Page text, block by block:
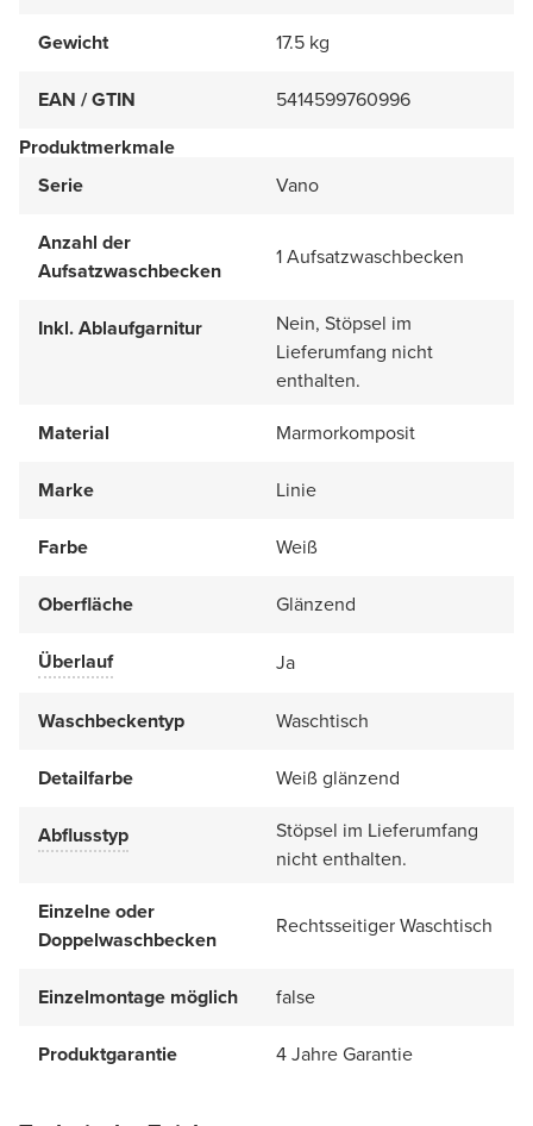
Gewicht 17.5 kg
EAN / GTIN
5414599760996
Produktmerkmale
Serie
Vano
Anzahl der
Aufsatzwaschbecken
1 Aufsatzwaschbecken
Inkl. Ablaufgarnitur
Nein, Stöpsel im
Lieferumfang nicht
enthalten.
Material
Marmorkomposit
Marke Linie
Farbe Weiß
Oberfläche Glänzend
Überlauf Ja
Waschbeckentyp Waschtisch
Detailfarbe Weiß glänzend
Abflusstyp
Stöpsel im Lieferumfang
nicht enthalten.
Einzelne oder
Doppelwaschbecken
Rechtsseitiger Waschtisch
Einzelmontage möglich false
Produktgarantie 4 Jahre Garantie